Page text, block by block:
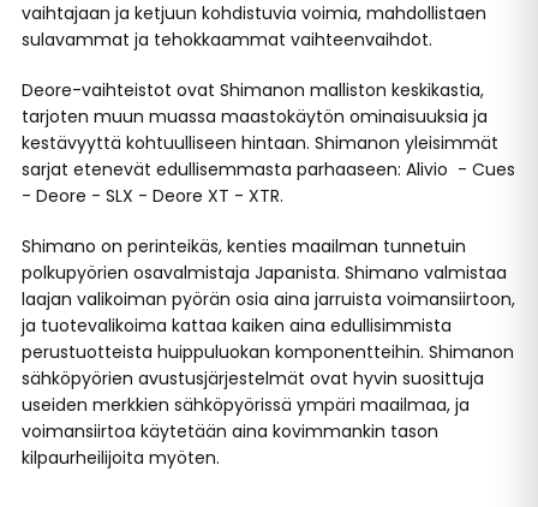
vaihtajaan ja ketjuun kohdistuvia voimia, mahdollistaen
sulavammat ja tehokkaammat vaihteenvaihdot.
Deore-vaihteistot ovat Shimanon malliston keskikastia,
tarjoten muun muassa maastokäytön ominaisuuksia ja
kestävyyttä kohtuulliseen hintaan. Shimanon yleisimmät
sarjat etenevät edullisemmasta parhaaseen: Alivio - Cues
- Deore - SLX - Deore XT - XTR.
Shimano on perinteikäs, kenties maailman tunnetuin
polkupyörien osavalmistaja Japanista. Shimano valmistaa
laajan valikoiman pyörän osia aina jarruista voimansiirtoon,
ja tuotevalikoima kattaa kaiken aina edullisimmista
perustuotteista huippuluokan komponentteihin. Shimanon
sähköpyörien avustusjärjestelmät ovat hyvin suosittuja
useiden merkkien sähköpyörissä ympäri maailmaa, ja
voimansiirtoa käytetään aina kovimmankin tason
kilpaurheilijoita myöten.